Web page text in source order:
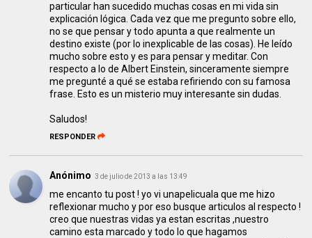
particular han sucedido muchas cosas en mi vida sin
explicación lógica. Cada vez que me pregunto sobre ello,
no se que pensar y todo apunta a que realmente un
destino existe (por lo inexplicable de las cosas). He leído
mucho sobre esto y es para pensar y meditar. Con
respecto a lo de Albert Einstein, sinceramente siempre
me pregunté a qué se estaba refiriendo con su famosa
frase. Esto es un misterio muy interesante sin dudas.
Saludos!
RESPONDER
Anónimo 3 de julio de 2013 a las 13:49
me encanto tu post ! yo vi unapelicuala que me hizo
reflexionar mucho y por eso busque articulos al respecto !
creo que nuestras vidas ya estan escritas ,nuestro
camino esta marcado y todo lo que hagamos